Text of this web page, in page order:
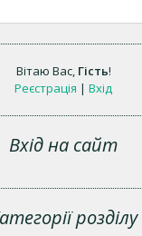
Вітаю Вас, Гість!
Реєстрація | Вхід
Вхід на сайт
розділу